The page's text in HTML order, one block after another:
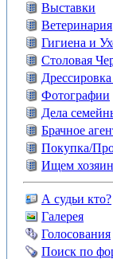
Выставки
Ветеринария
Гигиена и
Столовая
Фотографии
Дела
Брачное
Покупка/
Ищем
А судьи кто?
Галерея
Голосования
Поиск по